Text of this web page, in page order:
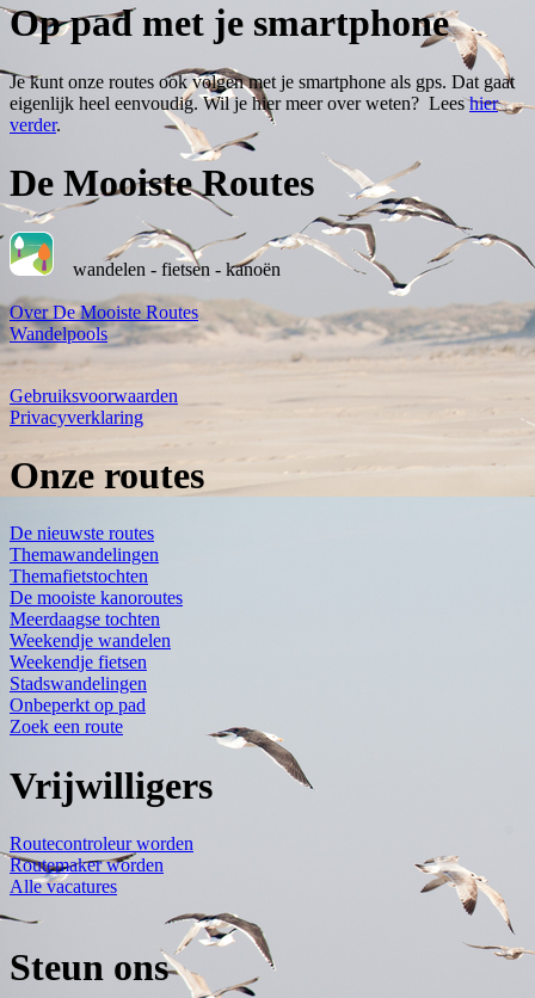
Op pad met je smartphone
Je kunt onze routes ook volgen met je smartphone als gps. Dat gaat
eigenlijk heel eenvoudig. Wil je hier meer over weten? Leeshier
verder.
De Mooiste Routes
wandelen - fietsen - kanoën
Over De Mooiste Routes
Wandelpools
Gebruiksvoorwaarden
Privacyverklaring
Onze routes
De nieuwste routes
Themawandelingen
Themafietstochten
De mooiste kanoroutes
Meerdaagse tochten
Weekendje wandelen
Weekendje fietsen
Stadswandelingen
Onbeperkt op pad
Zoek een route
Vrijwilligers
Routecontroleur worden
Routemaker worden
Alle vacatures
Steun ons